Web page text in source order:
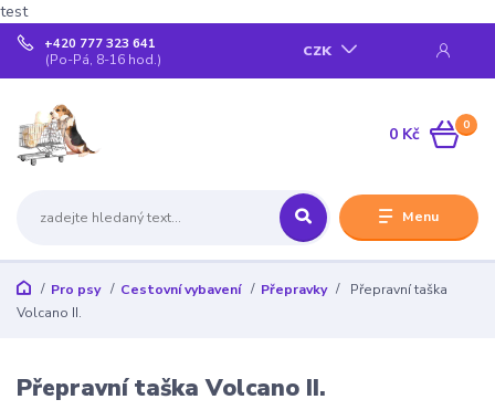
test
Menu
CZK
+420 777 323 641
(Po-Pá, 8-16 hod.)
0
0 Kč
Pro psy Cestovní vybavení Přepravky
Přepravní taška
Volcano II.
Přepravní taška Volcano II.